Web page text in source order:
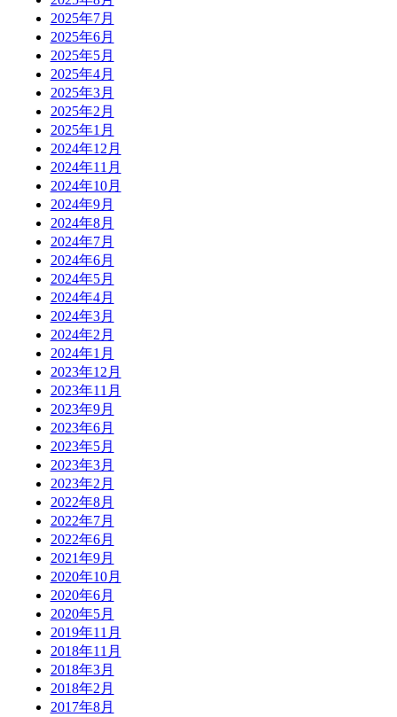
2025年7月
2025年6月
2025年5月
2025年4月
2025年3月
2025年2月
2025年1月
2024年12月
2024年11月
2024年10月
2024年9月
2024年8月
2024年7月
2024年6月
2024年5月
2024年4月
2024年3月
2024年2月
2024年1月
2023年12月
2023年11月
2023年9月
2023年6月
2023年5月
2023年3月
2023年2月
2022年8月
2022年7月
2022年6月
2021年9月
2020年10月
2020年6月
2020年5月
2019年11月
2018年11月
2018年3月
2018年2月
2017年8月